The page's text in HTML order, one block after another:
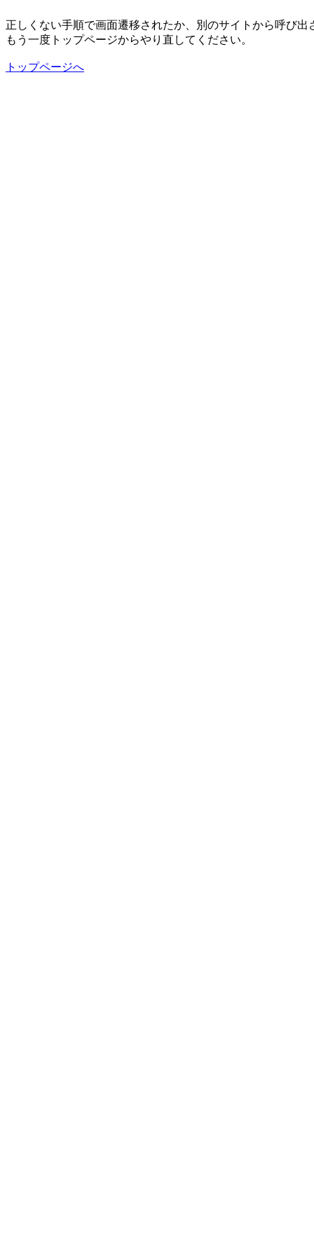
正しくない手順で画面遷移されたか、別のサイトから呼び出
もう一度トップページからやり直してください。
トップページへ